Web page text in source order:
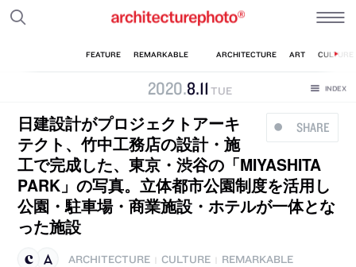
2020.8.11 TUE
SHARE
日建設計がプロジェクトアーキ
テクト、竹中工務店の設計・施
工で完成した、東京・渋谷の「MIYASHITA
PARK」の写真。立体都市公園制度を活用し
公園・駐車場・商業施設・ホテルが一体とな
った施設
ARCHITECTURE CULTURE
REMARKABLE